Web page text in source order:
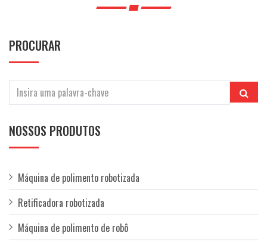
PROCURAR
NOSSOS PRODUTOS
Máquina de polimento robotizada
Retificadora robotizada
Máquina de polimento de robô